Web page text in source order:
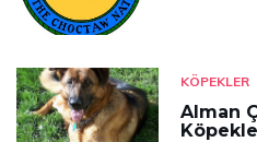
KÖPEKLER
Alman